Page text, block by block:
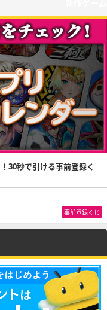
30秒で引ける事前登録く
事前登録くじ